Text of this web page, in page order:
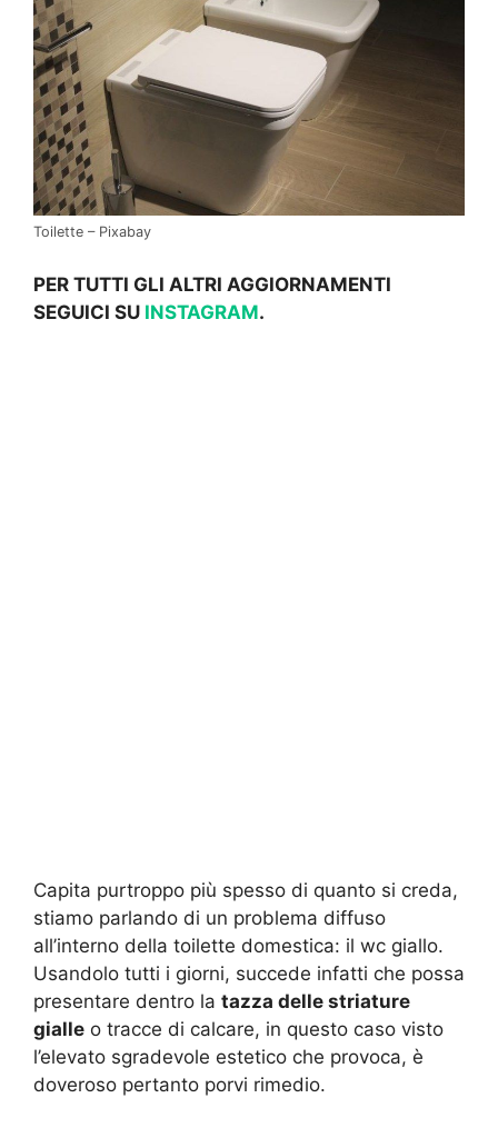
Toilette – Pixabay
PER TUTTI GLI ALTRI AGGIORNAMENTI
SEGUICI SU INSTAGRAM.
Capita purtroppo più spesso di quanto si creda,
stiamo parlando di un problema diffuso
all’interno della toilette domestica: il wc giallo.
Usandolo tutti i giorni, succede infatti che possa
presentare dentro la tazza delle striature
gialle o tracce di calcare, in questo caso visto
l’elevato sgradevole estetico che provoca, è
doveroso pertanto porvi rimedio.